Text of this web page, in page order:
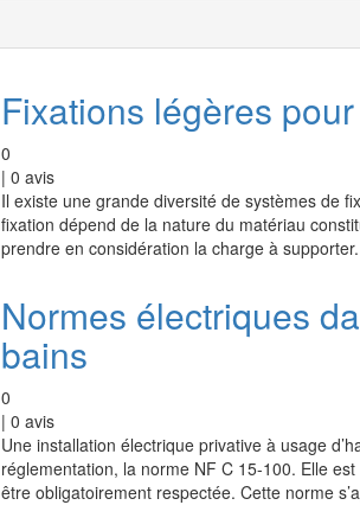
Fixations légères
0
| 0 avis
Il existe une grande diversité de systèmes de
fixation dépend de la nature du matériau
prendre en considération la charge à
Normes électriques
bains
0
| 0 avis
Une installation électrique privative à usage
réglementation, la norme NF C 15-100. Elle
être obligatoirement respectée. Cette norme